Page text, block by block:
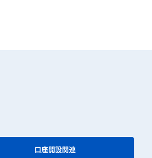
口座開設関連